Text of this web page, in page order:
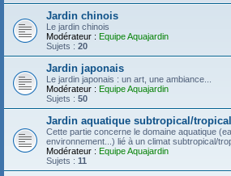
Jardin chinois
Le jardin chinois
Modérateur : Equipe Aquajardin
Sujets : 20
Jardin japonais
Le jardin japonais : un art, une ambiance...
Modérateur : Equipe Aquajardin
Sujets : 50
Jardin aquatique subtropical/tropical
Cette partie concerne le domaine aquatique
environnement...) lié à un climat subtropical/
Modérateur : Equipe Aquajardin
Sujets : 11